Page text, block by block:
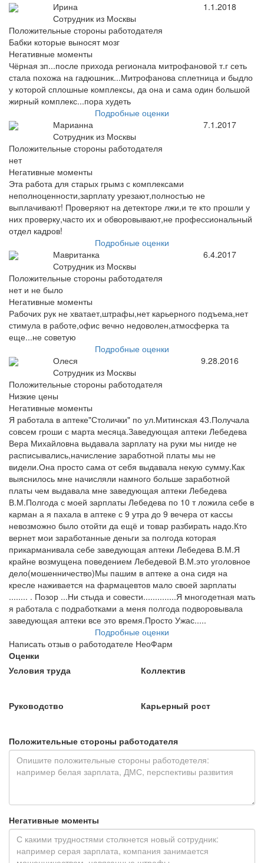
Ирина
Сотрудник из Москвы
1.1.2018
Положительные стороны работодателя
Бабки которые выносят мозг
Негативные моменты
Чёрная зп...после прихода регионала митрофановой т.г сеть
стала похожа на гадюшник...Митрофанова сплетница и быдло
у которой сплошные комплексы, да она и сама один большой
жирный комплекс...пора худеть
Подробные оценки
Марианна
Сотрудник из Москвы
7.1.2017
Положительные стороны работодателя
нет
Негативные моменты
Эта работа для старых грымз с комплексами
неполноценности,зарплату урезают,полностью не
выплачивают! Проверяют на детекторе лжи,и те кто прошли у
них проверку,часто их и обворовывают,не профессиональный
отдел кадров!
Подробные оценки
Мавританка
Сотрудник из Москвы
6.4.2017
Положительные стороны работодателя
нет и не было
Негативные моменты
Рабочих рук не хватает,штрафы,нет карьерного подъема,нет
стимула в работе,офис вечно недоволен,атмосферка та
еще...не советую
Подробные оценки
Олеся
Сотрудник из Москвы
9.28.2016
Положительные стороны работодателя
Низкие цены
Негативные моменты
Я работала в аптеке"Столички" по ул.Митинская 43.Получала
совсем гроши с марта месяца.Заведующая аптеки Лебедева
Вера Михайловна выдавала зарплату на руки мы нигде не
расписывались,начисление заработной платы мы не
видели.Она просто сама от себя выдавала некую сумму.Как
выяснилось мне начисляли намного больше заработной
платы чем выдавала мне заведующая аптеки Лебедева
В.М.Полгода с моей зарплаты Лебедева по 10 т ложила себе в
карман а я пахала в аптеке с 9 утра до 9 вечера от кассы
невозможно было отойти да ещё и товар разбирать надо.Кто
вернет мои заработанные деньги за полгода которая
прикарманивала себе заведующая аптеки Лебедева В.М.Я
крайне возмущена поведением Лебедевой В.М.это уголовное
дело(мошенничество)Мы пашим в аптеке а она сидя на
кресле наживается на фармацевтов мало своей зарплаты
........ . Позор ...Ни стыда и совести..............Я многодетная мать
я работала с подработками а меня полгода подворовывала
заведующая аптеки все это время.Просто Ужас.....
Подробные оценки
Написать отзыв о работодателе НеоФарм
Оценки
Условия труда
Коллектив
Руководство Карьерный рост
Положительные стороны работодателя
Негативные моменты